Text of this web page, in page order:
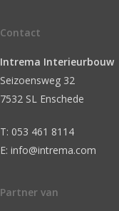
Contact
Intrema Interieurbouw
Seizoensweg 32
7532 SL Enschede
T: 053 461 8114
E: info@intrema.com
Partner van